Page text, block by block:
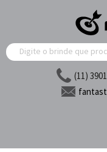
(11)